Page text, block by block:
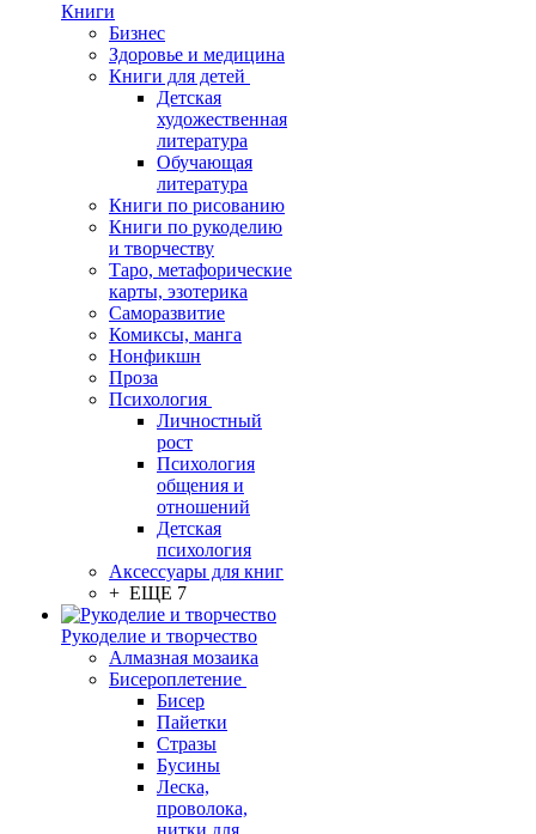
Книги
Бизнес
Здоровье и медицина
Книги для детей
Детская
художественная
литература
Обучающая
литература
Книги по рисованию
Книги по рукоделию
и творчеству
Таро, метафорические
карты, эзотерика
Саморазвитие
Комиксы, манга
Нонфикшн
Проза
Психология
Личностный
рост
Психология
общения и
отношений
Детская
психология
Аксессуары для книг
+ ЕЩЕ 7
Рукоделие и творчество
Алмазная мозаика
Бисероплетение
Бисер
Пайетки
Стразы
Бусины
Леска,
проволока,
нитки для